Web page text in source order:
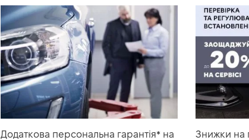
Додаткова персональна гарантія* на
Знижки на